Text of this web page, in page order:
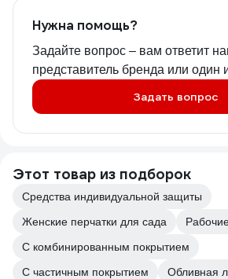
Нужна помощь?
Задайте вопрос – вам ответит
представитель бренда или один
Задать вопрос
Этот товар из подборок
Средства индивидуальной защиты
Женские перчатки для сада
С комбинированным покрытием
С частичным покрытием
Обливная